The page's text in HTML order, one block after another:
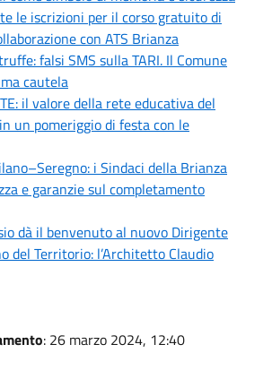
le iscrizioni per il corso gratuito di
con ATS Brianza
falsi SMS sulla TARI. Il Comune
cautela
TE: il valore della rete educativa del
un pomeriggio di festa con le
i Sindaci della Brianza
e garanzie sul completamento
dà il benvenuto al nuovo Dirigente
del Territorio: l’Architetto Claudio
: 26 marzo 2024, 12:40